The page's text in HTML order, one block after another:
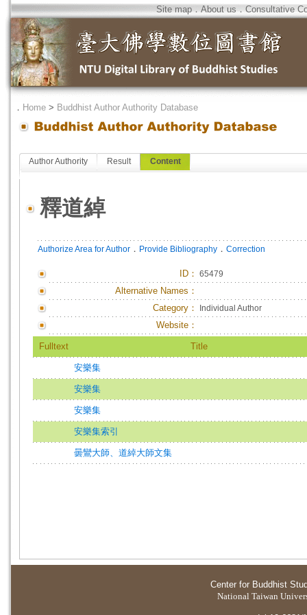
Site map．About us．Consultative
． Home > Buddhist Author Authority Database
Author Authority Result Content
釋道綽
Authorize Area for Author ． Provide Bibliography ． Correction
ID ： 65479
Alternative Names：
Category：
Individual Author
Website：
Fulltext Title
安樂集
安樂集
安樂集
安樂集索引
曇鸞大師、道綽大師文集
Center for Buddhist
National Taiwan